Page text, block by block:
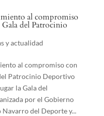
al compromiso
del Patrocinio
y actualidad
al compromiso con
Patrocinio Deportivo
la Gala del
por el Gobierno
del Deporte y...